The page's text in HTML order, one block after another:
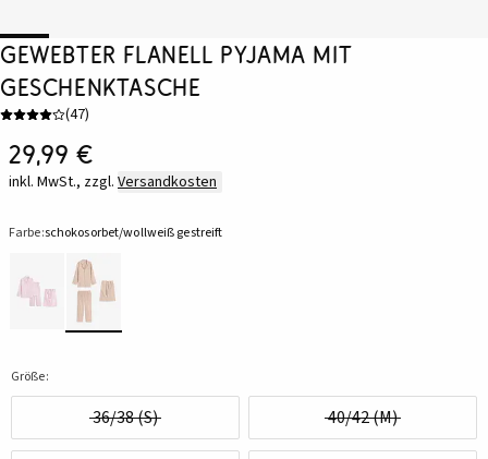
Gewebter Flanell Pyjama mit
Geschenktasche
(47)
29,99 €
inkl. MwSt., zzgl. Versandkosten
Farbe:schokosorbet/wollweiß gestreift
Größe:
36/38 (S) 40/42 (M)